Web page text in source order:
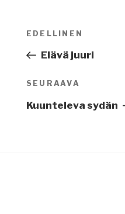
Artikkelien
Edellinen
artikkeli
EDELLINEN
Elävä juuri
Seuraava
artikkeli
SEURAAVA
Kuunteleva sydän